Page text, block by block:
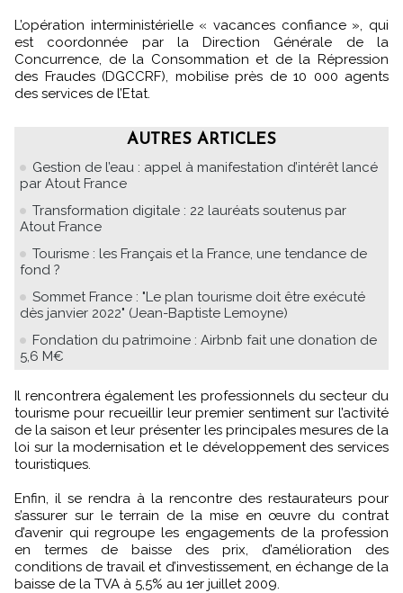
L’opération interministérielle « vacances confiance », qui
est coordonnée par la Direction Générale de la
Concurrence, de la Consommation et de la Répression
des Fraudes (DGCCRF), mobilise près de 10 000 agents
des services de l’Etat.
AUTRES ARTICLES
Gestion de l’eau : appel à manifestation d’intérêt lancé
par Atout France
Transformation digitale : 22 lauréats soutenus par
Atout France
Tourisme : les Français et la France, une tendance de
fond ?
Sommet France : "Le plan tourisme doit être exécuté
dès janvier 2022" (Jean-Baptiste Lemoyne)
Fondation du patrimoine : Airbnb fait une donation de
5,6 M€
Il rencontrera également les professionnels du secteur du
tourisme pour recueillir leur premier sentiment sur l’activité
de la saison et leur présenter les principales mesures de la
loi sur la modernisation et le développement des services
touristiques.
Enfin, il se rendra à la rencontre des restaurateurs pour
s’assurer sur le terrain de la mise en œuvre du contrat
d’avenir qui regroupe les engagements de la profession
en termes de baisse des prix, d’amélioration des
conditions de travail et d’investissement, en échange de la
baisse de la TVA à 5,5% au 1er juillet 2009.